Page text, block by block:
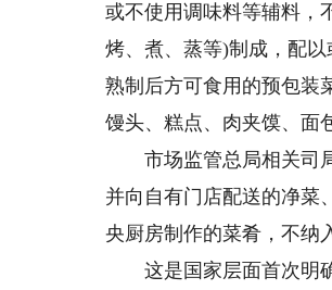
或不使用调味料等辅料，
烤、煮、蒸等)制成，配
熟制后方可食用的预包装
馒头、糕点、肉夹馍、面
市场监管总局相关司局
并向自有门店配送的净菜
央厨房制作的菜肴，不纳
这是国家层面首次明确